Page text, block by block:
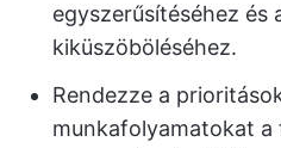
egyszerűsítéséhez és
kiküszöböléséhez.
Rendezze a
munkafolyamatokat